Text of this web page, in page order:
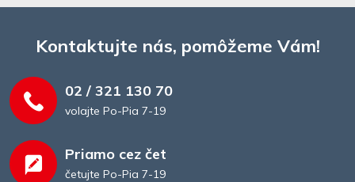
Kontaktujte nás, pomôžeme Vám!
02 / 321 130 70
volajte Po-Pia 7-19
Priamo cez čet
četujte Po-Pia 7-19